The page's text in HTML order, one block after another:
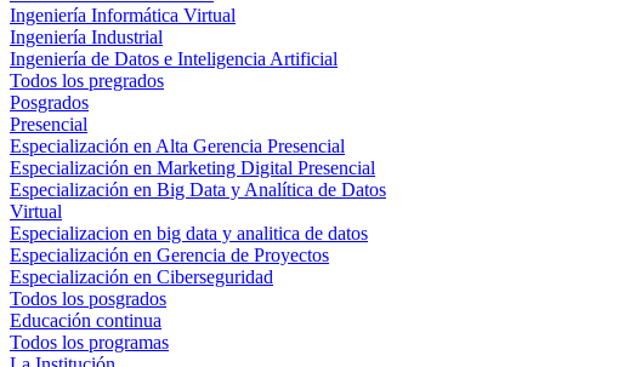
Ingeniería Informática Virtual
Ingeniería Industrial
Ingeniería de Datos e Inteligencia Artificial
Todos los pregrados
Posgrados
Presencial
Especialización en Alta Gerencia Presencial
Especialización en Marketing Digital Presencial
Especialización en Big Data y Analítica de Datos
Virtual
Especializacion en big data y analitica de datos
Especialización en Gerencia de Proyectos
Especialización en Ciberseguridad
Todos los posgrados
Educación continua
Todos los programas